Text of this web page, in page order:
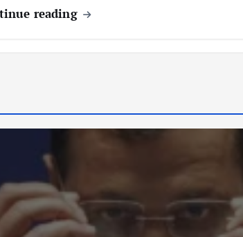
reading